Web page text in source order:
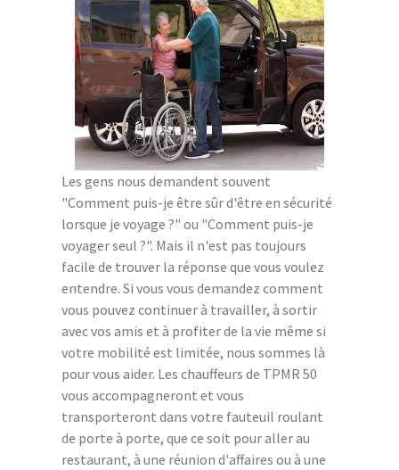
Les gens nous demandent souvent
"Comment puis-je être sûr d'être en sécurité
lorsque je voyage ?" ou "Comment puis-je
voyager seul ?". Mais il n'est pas toujours
facile de trouver la réponse que vous voulez
entendre. Si vous vous demandez comment
vous pouvez continuer à travailler, à sortir
avec vos amis et à profiter de la vie même si
votre mobilité est limitée, nous sommes là
pour vous aider. Les chauffeurs de TPMR 50
vous accompagneront et vous
transporteront dans votre fauteuil roulant
de porte à porte, que ce soit pour aller au
restaurant, à une réunion d'affaires ou à une